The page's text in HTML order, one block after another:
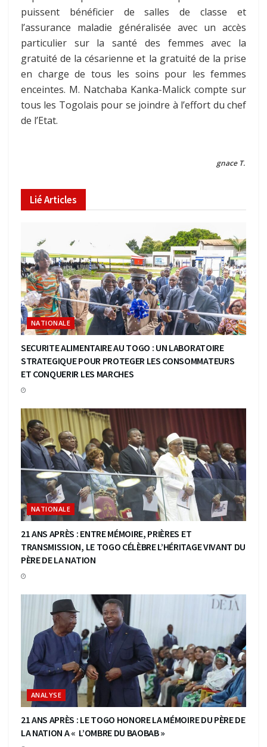
puissent bénéficier de salles de classe et
l’assurance maladie généralisée avec un accès
particulier sur la santé des femmes avec la
gratuité de la césarienne et la gratuité de la prise
en charge de tous les soins pour les femmes
enceintes. M. Natchaba Kanka-Malick compte sur
tous les Togolais pour se joindre à l’effort du chef
de l’Etat.
gnace T.
LiéArticles
NATIONALE
SECURITE ALIMENTAIRE AU TOGO : UN LABORATOIRE
STRATEGIQUE POUR PROTEGER LES CONSOMMATEURS
ET CONQUERIR LES MARCHES
NATIONALE
21 ANS APRÈS : ENTRE MÉMOIRE, PRIÈRES ET
TRANSMISSION, LE TOGO CÉLÈBRE L’HÉRITAGE VIVANT DU
PÈRE DE LA NATION
ANALYSE
21 ANS APRÈS : LE TOGO HONORE LA MÉMOIRE DU PÈRE DE
LA NATION A « L’OMBRE DU BAOBAB »